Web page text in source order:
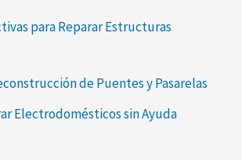
para Reparar Estructuras
de Puentes y Pasarelas
Electrodomésticos sin Ayuda